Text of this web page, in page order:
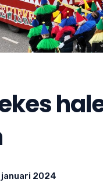
januari 2024